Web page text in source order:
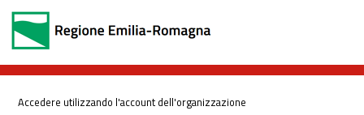
Accedere utilizzando l'account dell'organizzazione